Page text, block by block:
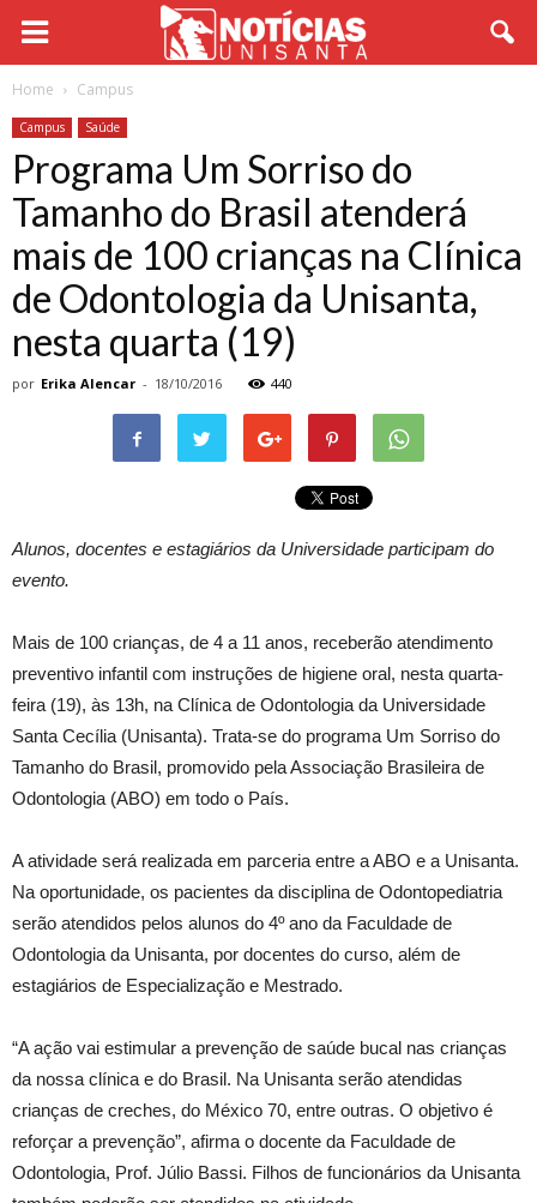
Home Campus
Campus Saúde
Programa Um Sorriso do
Tamanho do Brasil atenderá
mais de 100 crianças na Clínica
de Odontologia da Unisanta,
nesta quarta (19)
por Erika Alencar - 18/10/2016 440
Alunos, docentes e estagiários da Universidade participam do
evento.
Mais de 100 crianças, de 4 a 11 anos, receberão atendimento
preventivo infantil com instruções de higiene oral, nesta quarta-
feira (19), às 13h, na Clínica de Odontologia da Universidade
Santa Cecília (Unisanta). Trata-se do programa Um Sorriso do
Tamanho do Brasil, promovido pela Associação Brasileira de
Odontologia (ABO) em todo o País.
A atividade será realizada em parceria entre a ABO e a Unisanta.
Na oportunidade, os pacientes da disciplina de Odontopediatria
serão atendidos pelos alunos do 4º ano da Faculdade de
Odontologia da Unisanta, por docentes do curso, além de
estagiários de Especialização e Mestrado.
“A ação vai estimular a prevenção de saúde bucal nas crianças
da nossa clínica e do Brasil. Na Unisanta serão atendidas
crianças de creches, do México 70, entre outras. O objetivo é
reforçar a prevenção”, afirma o docente da Faculdade de
Odontologia, Prof. Júlio Bassi. Filhos de funcionários da Unisanta